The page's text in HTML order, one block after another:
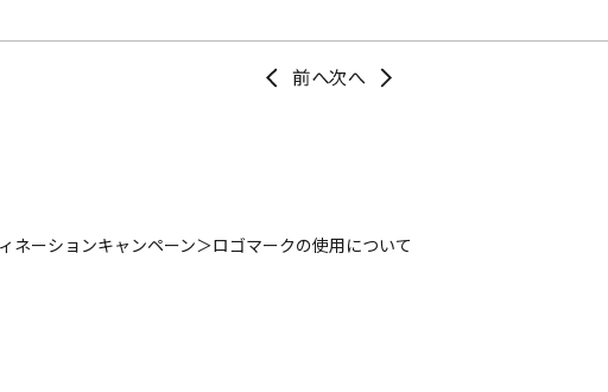
ネーションキャンペーン＞ロゴマークの使用について